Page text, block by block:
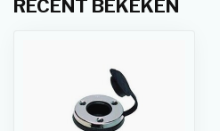
RECENT BEKEKEN